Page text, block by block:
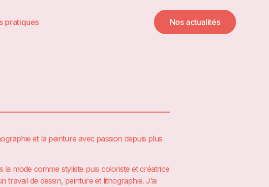
pratiques Nos actualités
et la peinture avec passion depuis plus
mode comme styliste puis coloriste et créatrice
travail de dessin, peinture et lithographie. J’ai